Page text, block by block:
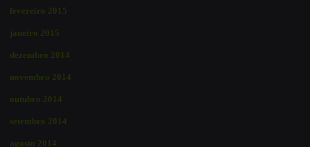
fevereiro 2015
janeiro 2015
dezembro 2014
novembro 2014
outubro 2014
setembro 2014
agosto 2014